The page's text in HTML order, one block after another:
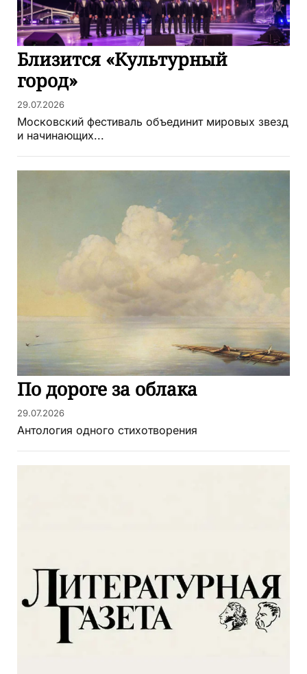
Близится «Культурный
город»
29.07.2026
Московский фестиваль объединит мировых звезд
и начинающих...
По дороге за облака
29.07.2026
Антология одного стихотворения